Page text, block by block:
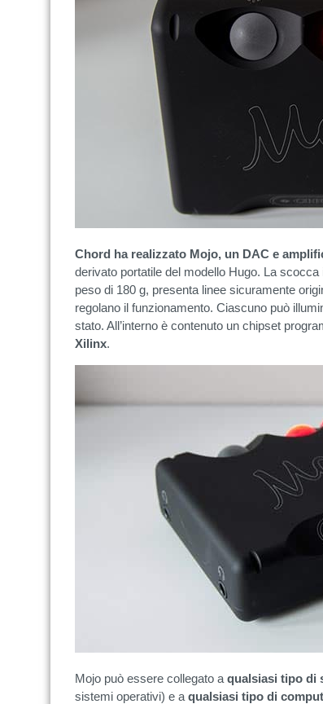
Chord ha realizzato Mojo, un DAC e
derivato portatile del modello Hugo. La
peso di 180 g, presenta linee sicuramente
regolano il funzionamento. Ciascuno può
stato. All’interno è contenuto un chipset
Xilinx.
Mojo può essere collegato a qualsiasi tipo di
sistemi operativi) e a qualsiasi tipo di